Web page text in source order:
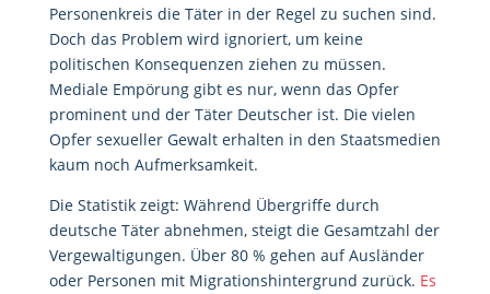
Personenkreis die Täter in der Regel zu suchen sind.
Doch das Problem wird ignoriert, um keine
politischen Konsequenzen ziehen zu müssen.
Mediale Empörung gibt es nur, wenn das Opfer
prominent und der Täter Deutscher ist. Die vielen
Opfer sexueller Gewalt erhalten in den Staatsmedien
kaum noch Aufmerksamkeit.
Die Statistik zeigt: Während Übergriffe durch
deutsche Täter abnehmen, steigt die Gesamtzahl der
Vergewaltigungen. Über 80 % gehen auf Ausländer
oder Personen mit Migrationshintergrund zurück. Es